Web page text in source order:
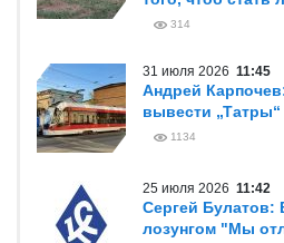
314
31 июля 2026 11:45
Андрей
вывести „Татры“
1134
25 июля 2026 11:42
Сергей Булатов:
лозунгом "Мы